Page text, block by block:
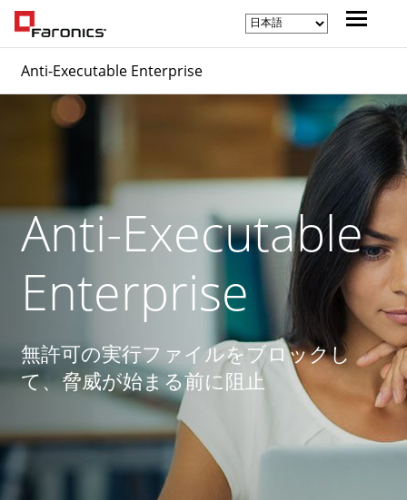
Anti-Executable Enterprise
Anti-Executable
Enterprise
無許可の実行ファイルをブロックし
て、脅威が始まる前に阻止